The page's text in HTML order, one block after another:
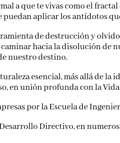
a que te vivas como el
puedan aplicar los antídotos
de destrucción y
hacia la disolución
nuestro destino.
esencial, más allá de
en unión profunda con la
por la Escuela de
Directivo, en